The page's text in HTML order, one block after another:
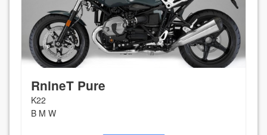
RnineT Pure
K22
B M W